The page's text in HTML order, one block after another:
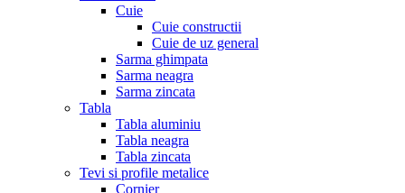
Cuie
Cuie constructii
Cuie de uz general
Sarma ghimpata
Sarma neagra
Sarma zincata
Tabla
Tabla aluminiu
Tabla neagra
Tabla zincata
Tevi si profile metalice
Cornier